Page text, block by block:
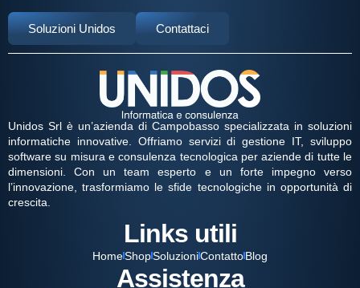
Soluzioni Unidos Contattaci
Unidos Srl è un’azienda di Campobasso specializzata in soluzioni
informatiche innovative. Offriamo servizi di gestione IT, sviluppo
software su misura e consulenza tecnologica per aziende di tutte le
dimensioni. Con un team esperto e un forte impegno verso
l’innovazione, trasformiamo le sfide tecnologiche in opportunità di
crescita.
Links utili
HomeShopSoluzioniContattoBlog
Assistenza